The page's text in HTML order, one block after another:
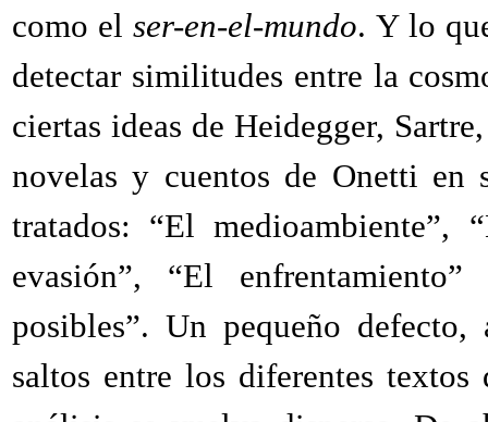
como elser-en-el-mundo. Y lo
detectar similitudes entre la
ciertas ideas de Heidegger,
novelas y cuentos de Onetti en
tratados: “El
evasión”, “El
posibles”. Un pequeño
saltos entre los diferentes